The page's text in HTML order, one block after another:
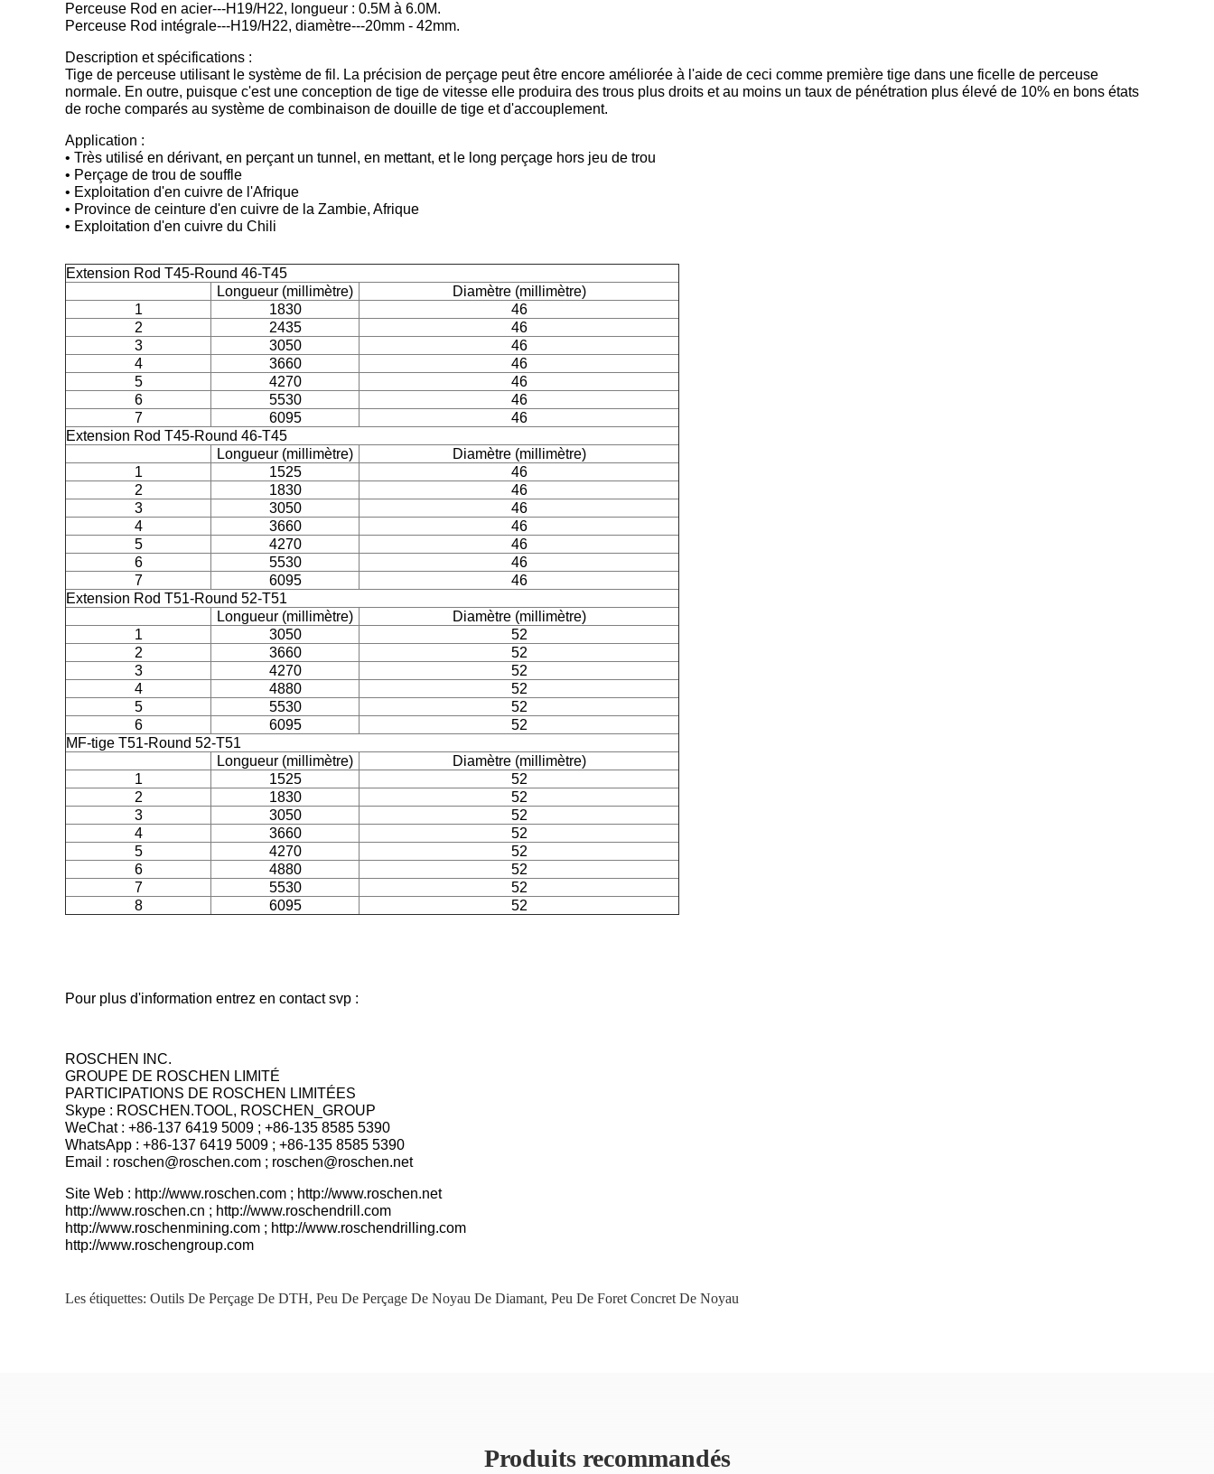
Perceuse Rod en acier---H19/H22, longueur : 0.5M à 6.0M.
Perceuse Rod intégrale---H19/H22, diamètre---20mm - 42mm.
Description et spécifications :
Tige de perceuse utilisant le système de fil. La précision de perçage peut être encore améliorée à l'aide de ceci comme première tige dans une ficelle de perceuse
normale. En outre, puisque c'est une conception de tige de vitesse elle produira des trous plus droits et au moins un taux de pénétration plus élevé de 10% en bons états
de roche comparés au système de combinaison de douille de tige et d'accouplement.
Application :
• Très utilisé en dérivant, en perçant un tunnel, en mettant, et le long perçage hors jeu de trou
• Perçage de trou de souffle
• Exploitation d'en cuivre de l'Afrique
• Province de ceinture d'en cuivre de la Zambie, Afrique
• Exploitation d'en cuivre du Chili
Extension Rod T45-Round 46-T45
Longueur (millimètre)
Diamètre (millimètre)
1
1830
46
2
2435
46
3
3050
46
4
3660
46
5
4270
46
6
5530
46
7
6095
46
Extension Rod T45-Round 46-T45
Longueur (millimètre)
Diamètre (millimètre)
1
1525
46
2
1830
46
3
3050
46
4
3660
46
5
4270
46
6
5530
46
7
6095
46
Extension Rod T51-Round 52-T51
Longueur (millimètre)
Diamètre (millimètre)
1
3050
52
2
3660
52
3
4270
52
4
4880
52
5
5530
52
6
6095
52
MF-tige T51-Round 52-T51
Longueur (millimètre)
Diamètre (millimètre)
1
1525
52
2
1830
52
3
3050
52
4
3660
52
5
4270
52
6
4880
52
7
5530
52
8
6095 52
Pour plus d'information entrez en contact svp :
ROSCHEN INC.
GROUPE DE ROSCHEN LIMITÉ
PARTICIPATIONS DE ROSCHEN LIMITÉES
Skype : ROSCHEN.TOOL, ROSCHEN_GROUP
WeChat : +86-137 6419 5009 ; +86-135 8585 5390
WhatsApp : +86-137 6419 5009 ; +86-135 8585 5390
Email : roschen@roschen.com ; roschen@roschen.net
Site Web : http://www.roschen.com ; http://www.roschen.net
http://www.roschen.cn ; http://www.roschendrill.com
http://www.roschenmining.com ; http://www.roschendrilling.com
http://www.roschengroup.com
Les étiquettes: Outils De Perçage De DTH, Peu De Perçage De Noyau De Diamant, Peu De Foret Concret De Noyau
Produits recommandés